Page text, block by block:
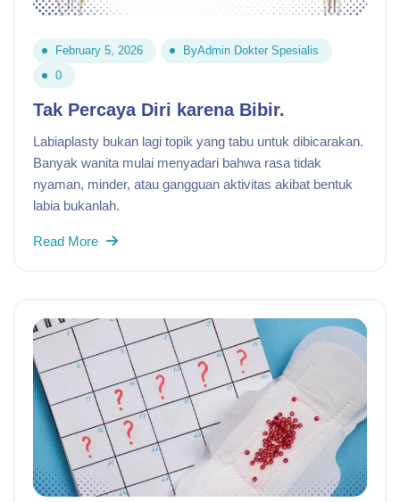
February 5, 2026 ByAdmin Dokter Spesialis
0
Tak Percaya Diri karena Bibir.
Labiaplasty bukan lagi topik yang tabu untuk dibicarakan.
Banyak wanita mulai menyadari bahwa rasa tidak
nyaman, minder, atau gangguan aktivitas akibat bentuk
labia bukanlah.
Read More